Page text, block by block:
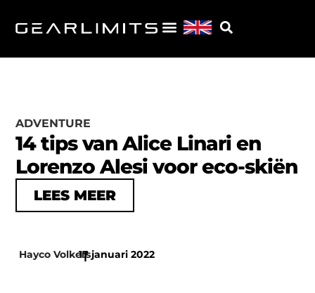
ADVENTURE
14 tips van Alice Linari en
Lorenzo Alesi voor eco-skiën
LEES MEER
Hayco Volkers
|
17 januari 2022